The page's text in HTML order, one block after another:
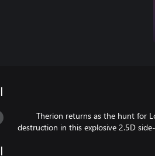
Therion returns as the hunt for
destruction in this explosive 2.5D